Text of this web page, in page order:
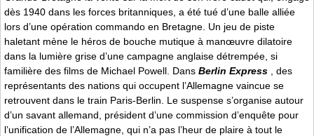
dès 1940 dans les forces britanniques, a été tué d’une balle alliée
lors d’une opération commando en Bretagne. Un jeu de piste
haletant mène le héros de bouche mutique à manœuvre dilatoire
dans la lumière grise d’une campagne anglaise détrempée, si
familière des films de Michael Powell. Dans Berlin Express
, des
représentants des nations qui occupent l’Allemagne vaincue se
retrouvent dans le train Paris-Berlin. Le suspense s’organise autour
d’un savant allemand, président d’une commission d’enquête pour
l’unification de l’Allemagne, qui n’a pas l’heur de plaire à tout le